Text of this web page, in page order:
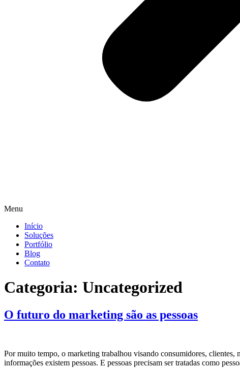
Menu
Início
Soluções
Portfólio
Blog
Contato
Categoria: Uncategorized
O futuro do marketing são as pessoas
Por muito tempo, o marketing trabalhou visando consumidores, clientes,
informações existem pessoas. E pessoas precisam ser tratadas como